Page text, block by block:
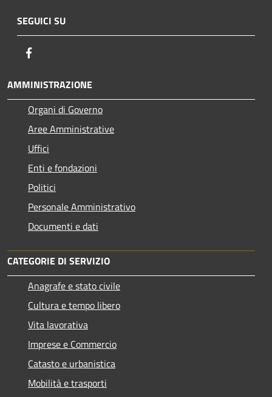
SEGUICI SU
AMMINISTRAZIONE
Organi di Governo
Aree Amministrative
Uffici
Enti e fondazioni
Politici
Personale Amministrativo
Documenti e dati
CATEGORIE DI SERVIZIO
Anagrafe e stato civile
Cultura e tempo libero
Vita lavorativa
Imprese e Commercio
Catasto e urbanistica
Mobilità e trasporti